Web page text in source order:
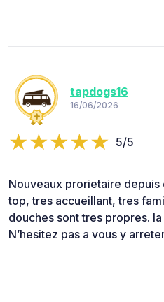
tapdogs16
16/06/2026
5/5
Nouveaux prorietaire depuis
top, tres accueillant, tres
douches sont tres propres.
N’hesitez pas a vous y